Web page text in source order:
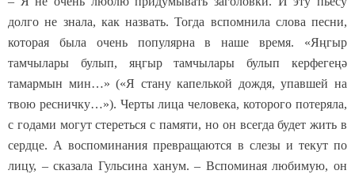
долго не знала, как назвать. Тогда вспомнила слова песни,
которая была очень популярна в наше время. «Яңгыр
тамчылары булып, яңгыр тамчылары булып керфегеңә
тамармын мин…» («Я стану капелькой дождя, упавшей на
твою ресничку…»). Черты лица человека, которого потеряла,
с годами могут стереться с памяти, но он всегда будет жить в
сердце. А воспоминания превращаются в слезы и текут по
лицу, – сказала Гульсина ханум. – Вспоминая любимую, он